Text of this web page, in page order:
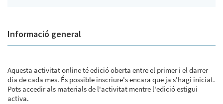
Informació general
Aquesta activitat online té edició oberta entre el primer i el darrer
dia de cada mes. És possible inscriure's encara que ja s'hagi iniciat.
Pots accedir als materials de l'activitat mentre l'edició estigui
activa.